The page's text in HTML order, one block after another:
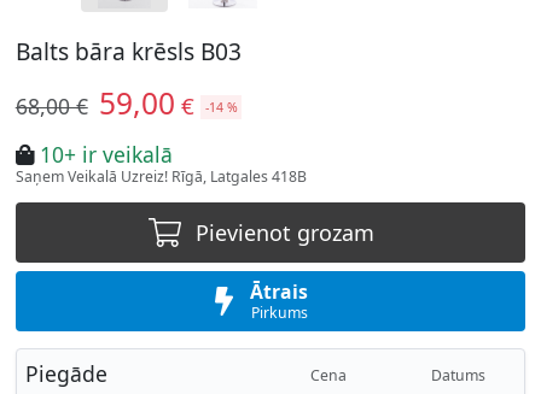
Balts bāra krēsls B03
68,00 € 59,00 € -14 %
10+ ir veikalā
Saņem Veikalā Uzreiz! Rīgā, Latgales 418B
Pievienot grozam
Ātrais
Pirkums
Piegāde Cena Datums